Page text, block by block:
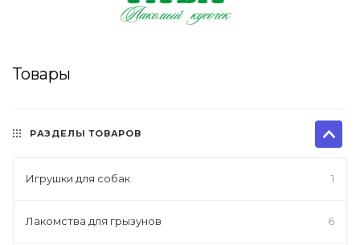
Товары
РАЗДЕЛЫ ТОВАРОВ
Игрушки для собак 1
Лакомства для грызунов 6